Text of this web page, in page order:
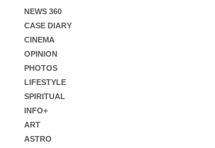
NEWS 360
CASE DIARY
CINEMA
OPINION
PHOTOS
LIFESTYLE
SPIRITUAL
INFO+
ART
ASTRO